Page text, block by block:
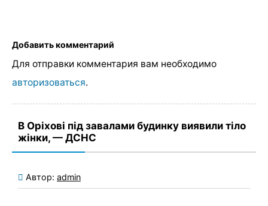
Добавить комментарий
Для отправки комментария вам необходимо
авторизоваться.
В Оріхові під завалами будинку виявили тіло
жінки, — ДСНС
Автор: admin